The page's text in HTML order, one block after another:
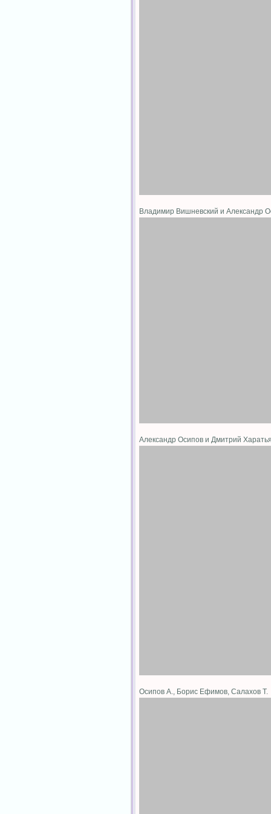
Владимир Вишневский и Александр
Александр Осипов и Дмитрий
Осипов А., Борис Ефимов, Салахов Т.